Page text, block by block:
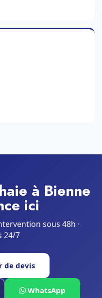
à Bienne
ici
sous 48h ·
24/7
de devis
WhatsApp